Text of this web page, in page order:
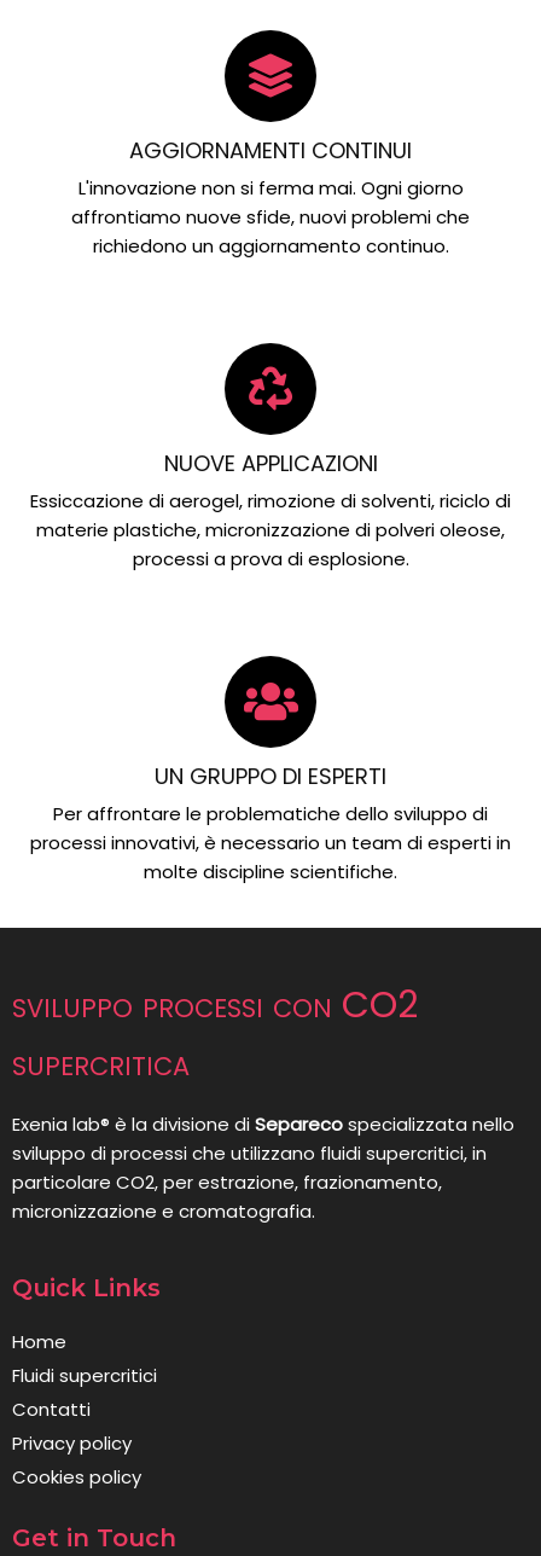
AGGIORNAMENTI CONTINUI
L'innovazione non si ferma mai. Ogni giorno
affrontiamo nuove sfide, nuovi problemi che
richiedono un aggiornamento continuo.
NUOVE APPLICAZIONI
Essiccazione di aerogel, rimozione di solventi, riciclo di
materie plastiche, micronizzazione di polveri oleose,
processi a prova di esplosione.
UN GRUPPO DI ESPERTI
Per affrontare le problematiche dello sviluppo di
processi innovativi, è necessario un team di esperti in
molte discipline scientifiche.
sviluppo processi con CO2
supercritica
Exenia lab® è la divisione diSeparecospecializzata nello
sviluppo di processi che utilizzano fluidi supercritici, in
particolare CO2, per estrazione, frazionamento,
micronizzazione e cromatografia.
Quick Links
Home
Fluidi supercritici
Contatti
Privacy policy
Cookies policy
Get in Touch